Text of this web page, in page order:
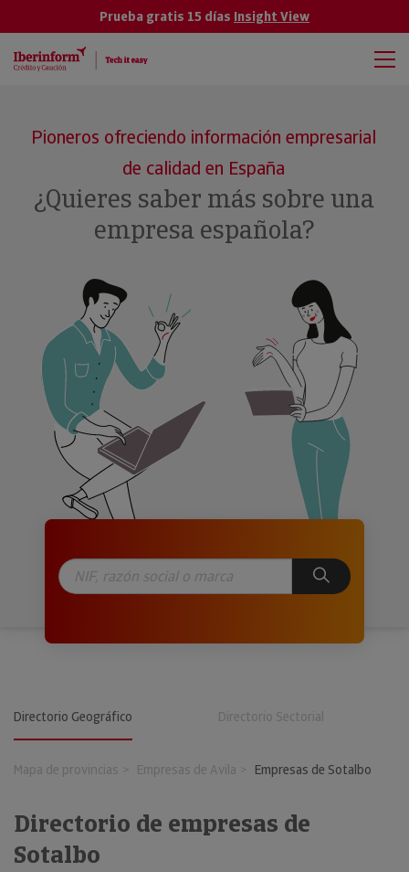
Prueba gratis 15 días Insight View
Pioneros ofreciendo información empresarial
de calidad en España
¿Quieres saber más sobre una
empresa española?
Directorio Geográfico Directorio Sectorial
Mapa de provincias Empresas de Avila Empresas de Sotalbo
Directorio de empresas de
Sotalbo